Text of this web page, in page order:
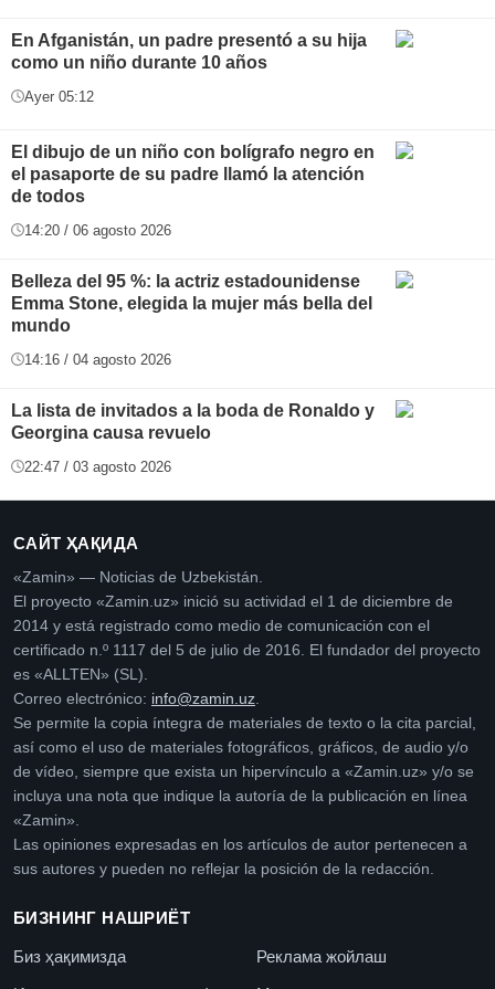
En Afganistán, un padre presentó a su hija
como un niño durante 10 años
Ayer 05:12
El dibujo de un niño con bolígrafo negro en
el pasaporte de su padre llamó la atención
de todos
14:20 / 06 agosto 2026
Belleza del 95 %: la actriz estadounidense
Emma Stone, elegida la mujer más bella del
mundo
14:16 / 04 agosto 2026
La lista de invitados a la boda de Ronaldo y
Georgina causa revuelo
22:47 / 03 agosto 2026
САЙТ ҲАҚИДА
«Zamin» — Noticias de Uzbekistán.
El proyecto «Zamin.uz» inició su actividad el 1 de diciembre de
2014 y está registrado como medio de comunicación con el
certificado n.º 1117 del 5 de julio de 2016. El fundador del proyecto
es «ALLTEN» (SL).
Correo electrónico: info@zamin.uz
Se permite la copia íntegra de materiales de texto o la cita parcial,
así como el uso de materiales fotográficos, gráficos, de audio y/o
de vídeo, siempre que exista un hipervínculo a «Zamin.uz» y/o se
incluya una nota que indique la autoría de la publicación en línea
«Zamin».
Las opiniones expresadas en los artículos de autor pertenecen a
sus autores y pueden no reflejar la posición de la redacción.
БИЗНИНГ НАШРИЁТ
Биз ҳақимизда
Реклама жойлаш